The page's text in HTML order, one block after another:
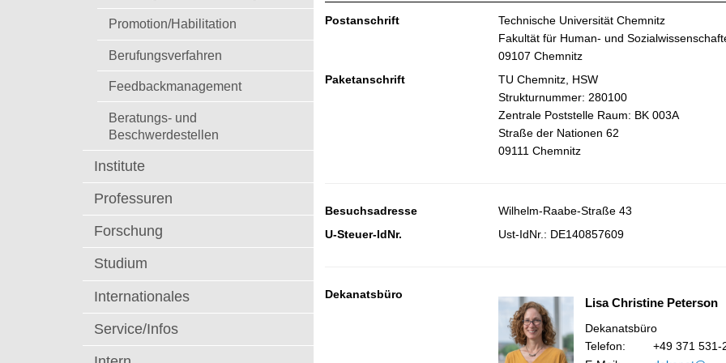
Promotion/Habilitation
Berufungsverfahren
Feedbackmanagement
Beratungs- und
Beschwerdestellen
Institute
Professuren
Forschung
Studium
Internationales
Service/Infos
Postanschrift
Technische Universität Chemnitz
Fakultät für Human- und
09107 Chemnitz
Paketanschrift
TU Chemnitz, HSW
Strukturnummer: 280100
Zentrale Poststelle Raum: BK 003A
Straße der Nationen 62
09111 Chemnitz
Besuchsadresse
Wilhelm-Raabe-Straße 43
U-Steuer-IdNr.
Ust-IdNr.: DE140857609
Dekanatsbüro
Lisa Christine Peterson
Dekanatsbüro
Telefon:
+49 371 531-